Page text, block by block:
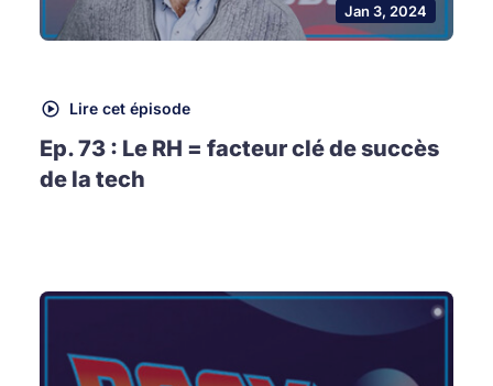
Jan 3, 2024
Lire cet épisode
Ep. 73 : Le RH = facteur clé de succès
de la tech